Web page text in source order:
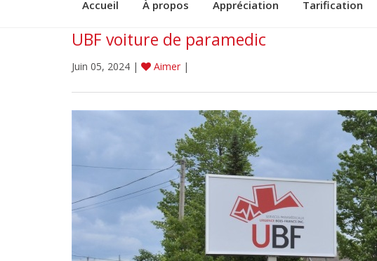
Accueil À propos Appréciation Tarification
UBF voiture de paramedic
Juin 05, 2024 | Aimer |